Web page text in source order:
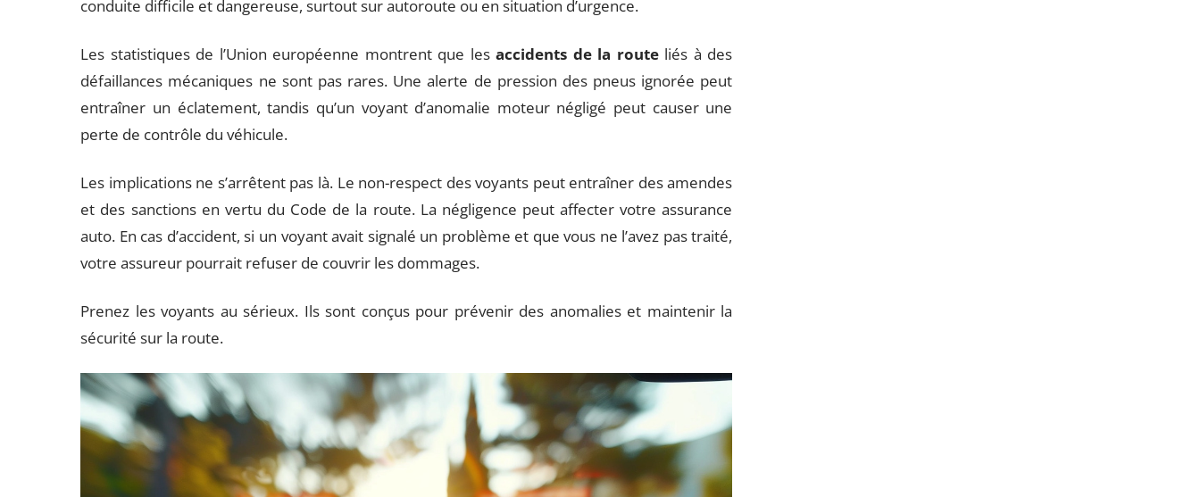
conduite difficile et dangereuse, surtout sur autoroute ou en situation d’urgence.
Les statistiques de l’Union européenne montrent que lesaccidents de la routeliés à des
défaillances mécaniques ne sont pas rares. Une alerte de pression des pneus ignorée peut
entraîner un éclatement, tandis qu’un voyant d’anomalie moteur négligé peut causer une
perte de contrôle du véhicule.
Les implications ne s’arrêtent pas là. Le non-respect des voyants peut entraîner des amendes
et des sanctions en vertu du Code de la route. La négligence peut affecter votre assurance
auto. En cas d’accident, si un voyant avait signalé un problème et que vous ne l’avez pas traité,
votre assureur pourrait refuser de couvrir les dommages.
Prenez les voyants au sérieux. Ils sont conçus pour prévenir des anomalies et maintenir la
sécurité sur la route.